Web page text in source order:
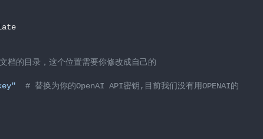
档的目录，这个位置需要你修改成自己的
# 替换为你的OpenAI API密钥,目前我们没有用OPENAI的